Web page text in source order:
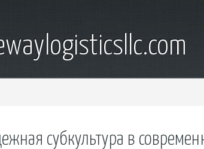
субкультура в